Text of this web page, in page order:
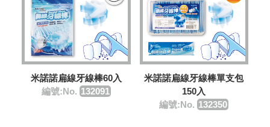
米諾諾扁線牙線棒60入
編號:No. 132091
米諾諾扁線牙線棒單支包
150入
編號:No. 132350